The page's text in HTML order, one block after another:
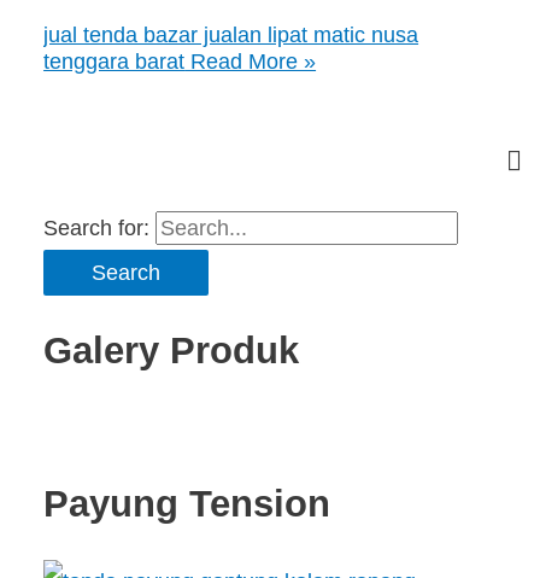
jual tenda bazar jualan lipat matic nusa
tenggara barat Read More »
Search for:
Galery Produk
Payung Tension